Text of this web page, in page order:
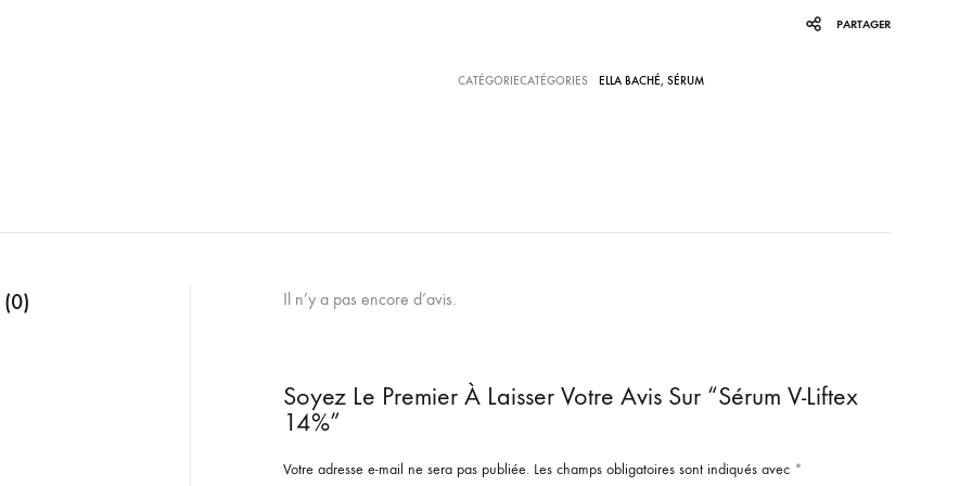
PARTAGER
CATÉGORIECATÉGORIES ELLA BACHÉ, SÉRUM
(0) Il n’y a pas encore d’avis.
Soyez Le Premier À Laisser Votre Avis Sur “Sérum V-Liftex
14%”
Votre adresse e-mail ne sera pas publiée. Les champs obligatoires sont indiqués avec *